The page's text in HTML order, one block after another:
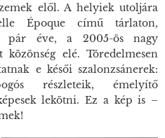
elől. A helyiek utoljára
Époque című tárlaton,
pár éve, a 2005-ös nagy
elé. Töredelmesen
e késői szalonzsánerek:
részleteik, émelyítő
lekötni. Ez a kép is –